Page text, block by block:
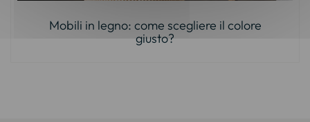
Mobili in legno: come scegliere il colore
giusto?